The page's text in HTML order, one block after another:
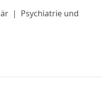
| Psychiatrie und